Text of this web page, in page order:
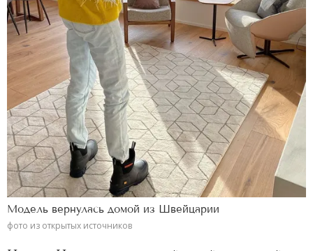
Модель вернулась домой из Швейцарии
фото из открытых источников